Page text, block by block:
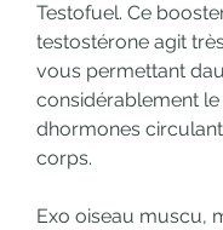
Testofuel. Ce
testostérone agit
vous permettant
considérablement
dhormones
corps.
Exo oiseau muscu,